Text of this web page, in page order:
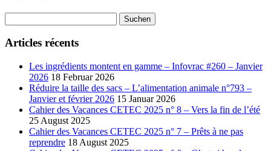
nach:
Articles récents
Les ingrédients montent en gamme – Infovrac #260 – Janvier
2026 18 Februar 2026
Réduire la taille des sacs – L’alimentation animale n°793 –
Janvier et février 2026 15 Januar 2026
Cahier des Vacances CETEC 2025 n° 8 – Vers la fin de l’été
25 August 2025
Cahier des Vacances CETEC 2025 n° 7 – Prêts à ne pas
reprendre 18 August 2025